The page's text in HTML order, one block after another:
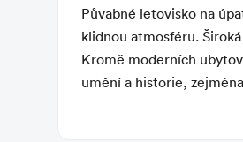
Půvabné letovisko na
klidnou atmosféru.
Kromě moderních
umění a historie,
windsurfingu, jachtingu